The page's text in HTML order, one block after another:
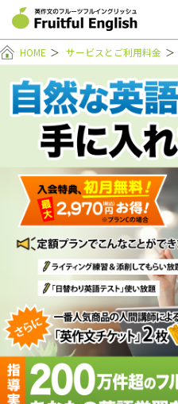
HOME ＞ サービスとご利用料金 ＞